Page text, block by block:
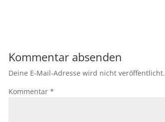
Kommentar absenden
Deine E-Mail-Adresse wird nicht veröffentlicht.
Kommentar *